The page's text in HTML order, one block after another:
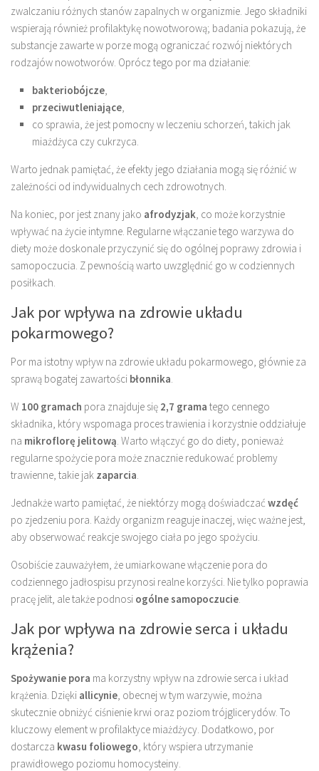
zwalczaniu różnych stanów zapalnych w organizmie. Jego składniki
wspierają również profilaktykę nowotworową; badania pokazują, że
substancje zawarte w porze mogą ograniczać rozwój niektórych
rodzajów nowotworów. Oprócz tego por ma działanie:
bakteriobójcze,
przeciwutleniające,
co sprawia, że jest pomocny w leczeniu schorzeń, takich jak
miażdżyca czy cukrzyca.
Warto jednak pamiętać, że efekty jego działania mogą się różnić w
zależności od indywidualnych cech zdrowotnych.
Na koniec, por jest znany jako afrodyzjak, co może korzystnie
wpływać na życie intymne. Regularne włączanie tego warzywa do
diety może doskonale przyczynić się do ogólnej poprawy zdrowia i
samopoczucia. Z pewnością warto uwzględnić go w codziennych
posiłkach.
Jak por wpływa na zdrowie układu
pokarmowego?
Por ma istotny wpływ na zdrowie układu pokarmowego, głównie za
sprawą bogatej zawartości błonnika.
W 100 gramach pora znajduje się 2,7 grama tego cennego
składnika, który wspomaga proces trawienia i korzystnie oddziałuje
na mikroflorę jelitową. Warto włączyć go do diety, ponieważ
regularne spożycie pora może znacznie redukować problemy
trawienne, takie jak zaparcia.
Jednakże warto pamiętać, że niektórzy mogą doświadczać wzdęć
po zjedzeniu pora. Każdy organizm reaguje inaczej, więc ważne jest,
aby obserwować reakcje swojego ciała po jego spożyciu.
Osobiście zauważyłem, że umiarkowane włączenie pora do
codziennego jadłospisu przynosi realne korzyści. Nie tylko poprawia
pracę jelit, ale także podnosi ogólne samopoczucie.
Jak por wpływa na zdrowie serca i układu
krążenia?
Spożywanie pora ma korzystny wpływ na zdrowie serca i układ
krążenia. Dzięki allicynie, obecnej w tym warzywie, można
skutecznie obniżyć ciśnienie krwi oraz poziom trójglicerydów. To
kluczowy element w profilaktyce miażdżycy. Dodatkowo, por
dostarcza kwasu foliowego, który wspiera utrzymanie
prawidłowego poziomu homocysteiny.